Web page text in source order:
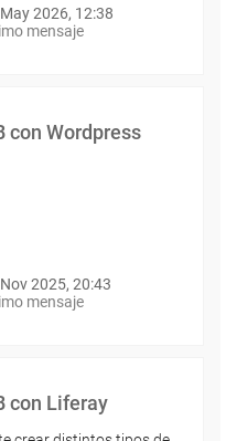
2026, 12:38
mensaje
con Wordpress
2025, 20:43
mensaje
con Liferay